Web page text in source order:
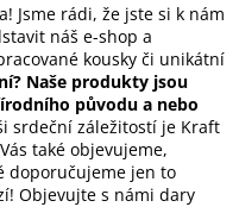
Jsme rádi, že jste si k nám
náš e-shop a
kousky či unikátní
Naše produkty jsou
původu a nebo
srdeční záležitostí je Kraft
také objevujeme,
doporučujeme jen to
Objevujte s námi dary